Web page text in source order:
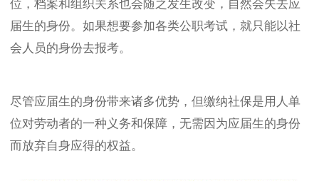
位，档案和组织关系也会随之发生改变，自然会失去应
届生的身份。如果想要参加各类公职考试，就只能以社
会人员的身份去报考。
尽管应届生的身份带来诸多优势，但缴纳社保是用人单
位对劳动者的一种义务和保障，无需因为应届生的身份
而放弃自身应得的权益。